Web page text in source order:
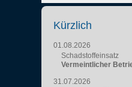
Kürzlich
01.08.2026
Schadstoffeinsatz
Vermeintlicher
31.07.2026